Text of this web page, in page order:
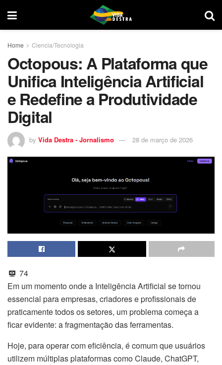
Home Ciencia/Tecnologia
Octopous: A Plataforma que
Unifica Inteligência Artificial
e Redefine a Produtividade
Digital
by Vida Destra - Jornalismo 28 de março de 2026
74
Em um momento onde a Inteligência Artificial se tornou
essencial para empresas, criadores e profissionais de
praticamente todos os setores, um problema começa a
ficar evidente: a fragmentação das ferramentas.
Hoje, para operar com eficiência, é comum que usuários
utilizem múltiplas plataformas como Claude, ChatGPT,